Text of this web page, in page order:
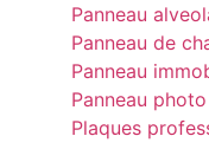
Panneau
Panneau de
Panneau
Panneau
Plaques